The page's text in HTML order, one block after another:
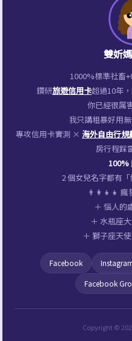
雙妡
1000%標準社畜
鑽研旅遊信用卡超過10年
你已經很厲
我只講粗暴好用
專攻信用卡實測 × 海外自由行規
房行程踩
100%
2 個女兒名字都有「
👨‍👩‍👧‍👧
＋ 惱人的
＋ 水瓶座
＋ 獅子座天
Facebook
Facebook
Copyright ©